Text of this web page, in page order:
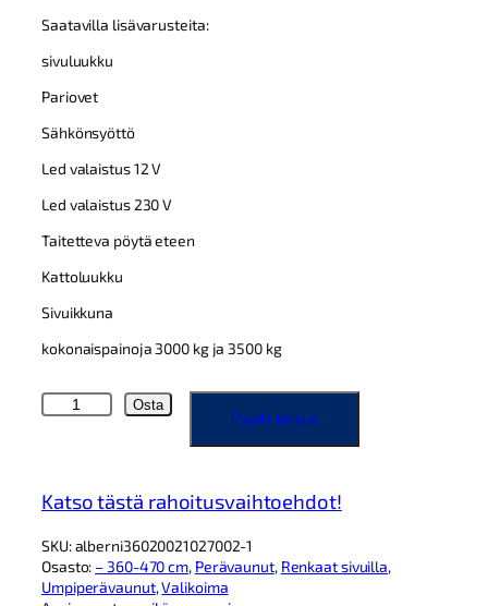
Saatavilla lisävarusteita:
sivuluukku
Pariovet
Sähkönsyöttö
Led valaistus 12 V
Led valaistus 230 V
Taitetteva pöytä eteen
Kattoluukku
Sivuikkuna
kokonaispainoja 3000 kg ja 3500 kg
A
l
n
3
6
0
Osta
Pyydä tarjous
Katso tästä rahoitusvaihtoehdot!
SKU:alberni36020021027002-1
Osasto: – 360-470 cm, Perävaunut, Renkaat sivuilla ,
Umpiperävaunut, Valikoima